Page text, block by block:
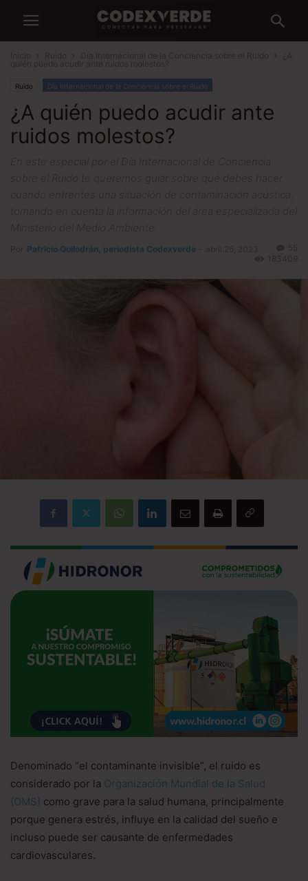
Ruido Día Internacional de la Conciencia sobre el Ruido
¿A quién puedo acudir ante
ruidos molestos?
Patricio Quilodrán, periodista Codexverde
Denominado “el contaminante invisible”, el ruido es
considerado por la Organización Mundial de la Salud
(OMS) como grave para la salud humana, principalmente
porque genera estrés, influye en la calidad del sueño e
incluso puede ser causante de enfermedades
cardiovasculares.